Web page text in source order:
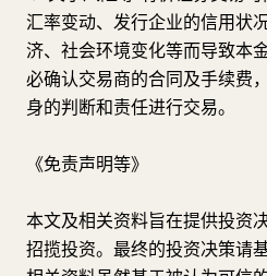
汇率变动、发行企业的信用状
济、社会环境变化等而导致本
必确认交易商的合同及手续费
身的判断和责任进行交易。
《免责声明等》
本文及相关资料旨在提供投资
招揽投资。最终的投资决策请